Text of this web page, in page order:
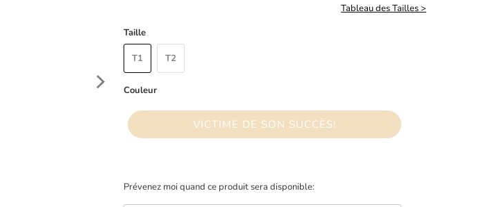
Tableau des Tailles >
Taille
T1 T2
Couleur
VICTIME DE SON SUCCÈS!
Merci
Prévenez moi quand ce produit sera disponible: